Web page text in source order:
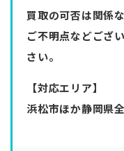
買取の可否は関係
ご不明点などござ
さい。
【対応エリア】
浜松市ほか静岡県全